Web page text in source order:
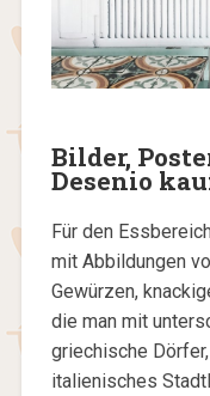
Bilder,
Desenio
Für den
mit Abbildungen
Gewürzen,
die man mit
griechische
italienisches